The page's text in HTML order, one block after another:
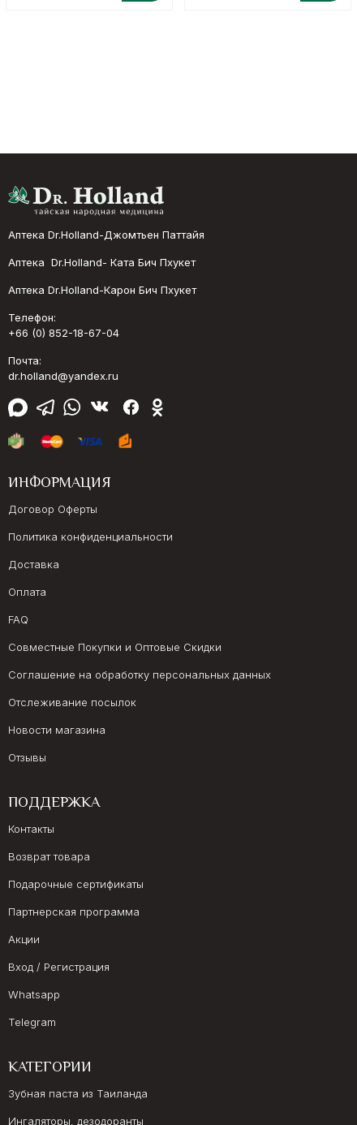
Аптека Dr.Holland-Джомтьен Паттайя
Аптека Dr.Holland- Ката Бич Пхукет
Аптека Dr.Holland-Карон Бич Пхукет
Телефон:
+66 (0) 852-18-67-04
Почта:
dr.holland@yandex.ru
ИНФОРМАЦИЯ
Договор Оферты
Политика конфиденциальности
Доставка
Оплата
FAQ
Совместные Покупки и Оптовые Скидки
Соглашение на обработку персональных данных
Отслеживание посылок
Новости магазина
Отзывы
ПОДДЕРЖКА
Контакты
Возврат товара
Подарочные сертификаты
Партнерская программа
Акции
Вход / Регистрация
Whatsapp
Telegram
КАТЕГОРИИ
Зубная паста из Таиланда
Ингаляторы, дезодоранты